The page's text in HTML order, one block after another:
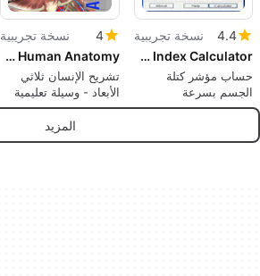
4.4
نسخة تجريبية
Body Mass Index Calculator
حساب مؤشر كتلة
الجسم بسرعة
4
نسخة تجريبية
3D Human Anatomy
تشريح الإنسان ثلاثي
الأبعاد - وسيلة تعليمية
ممتازة
المزيد